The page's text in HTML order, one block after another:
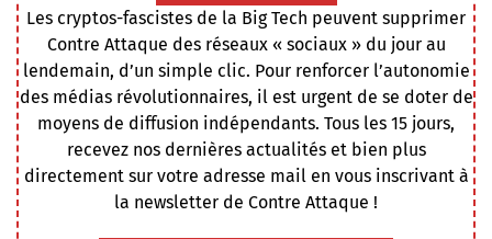
Les cryptos-fascistes de la Big Tech peuvent supprimer
Contre Attaque des réseaux « sociaux » du jour au
lendemain, d’un simple clic. Pour renforcer l’autonomie
des médias révolutionnaires, il est urgent de se doter de
moyens de diffusion indépendants. Tous les 15 jours,
recevez nos dernières actualités et bien plus
directement sur votre adresse mail en vous inscrivant à
la newsletter de Contre Attaque !